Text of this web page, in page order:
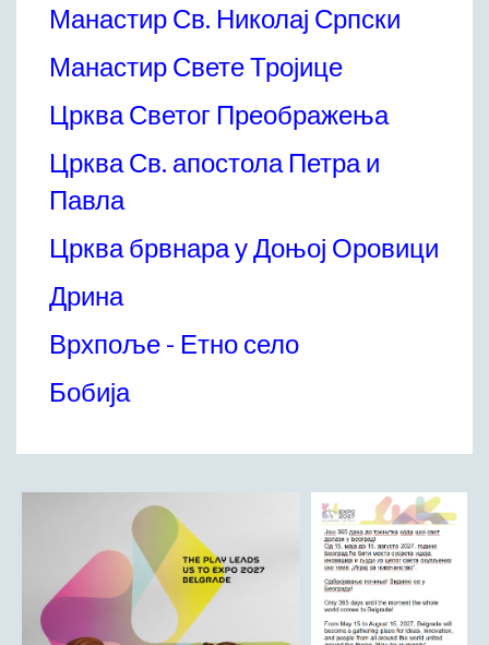
Манастир Св. Николај Српски
Манастир Свете Тројице
Црква Светог Преображења
Црква Св. апостола Петра и
Павла
Црква брвнара у Доњој Оровици
Дрина
Врхпоље - Етно село
Бобија